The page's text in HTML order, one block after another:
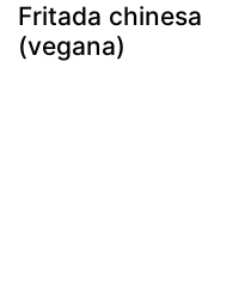
Fritada chinesa
(vegana)